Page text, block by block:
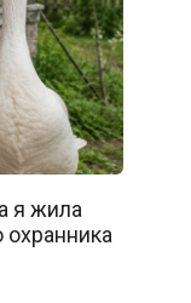
я жила
охранника